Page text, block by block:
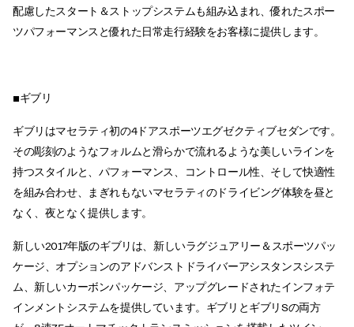
配慮したスタート＆ストップシステムも組み込まれ、優れたスポー
ツパフォーマンスと優れた日常走行経験をお客様に提供します。
■ギブリ
ギブリはマセラティ初の4ドアスポーツエグゼクティブセダンです。
その彫刻のようなフォルムと滑らかで流れるような美しいラインを
持つスタイルと、パフォーマンス、コントロール性、そして快適性
を組み合わせ、まぎれもないマセラティのドライビング体験を昼と
なく、夜となく提供します。
新しい2017年版のギブリは、新しいラグジュアリー＆スポーツパッ
ケージ、オプションのアドバンストドライバーアシスタンスシステ
ム、新しいカーボンパッケージ、アップグレードされたインフォテ
インメントシステムを提供しています。ギブリとギブリSの両方